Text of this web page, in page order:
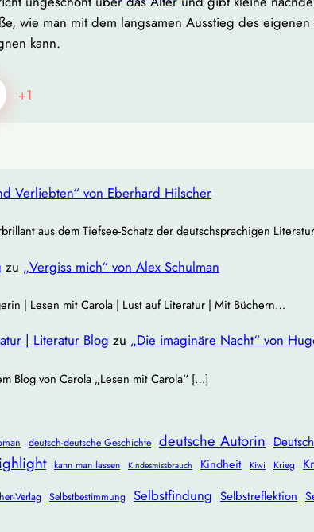
wie man mit dem langsamen Ausstieg des
kann.
+1
Verliebten“ von Eberhard Hilscher
aus dem Tiefsee‐Schatz der deutschsprachigen
zu „Vergiss mich“ von Alex Schulman
| Lesen mit Carola | Lust auf Literatur | Mit Büchern…
| Literatur Blog zu „Die imaginäre Nacht“ von
Blog von Carola „Lesen mit Carola“ […]
deutsch-deutsche Geschichte deutsche Autorin
kann man lassen Kindesmissbrauch Kindheit Kiwi Krieg
Verlag Selbstbestimmung Selbstfindung Selbstreflektion